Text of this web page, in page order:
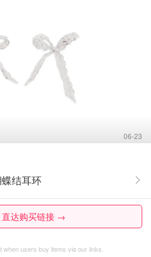
06-23
结耳环
直达购买链接 →
when users buy items via our links.